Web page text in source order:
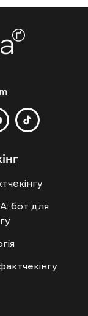
бот для